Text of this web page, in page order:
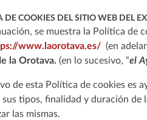
DE COOKIES DEL SITIO WEB DEL
se muestra la Política de
www.laorotava.es/ (en
la Orotava. (en lo sucesivo, “el
de esta Política de cookies es
sus tipos, finalidad y duración de
las mismas.